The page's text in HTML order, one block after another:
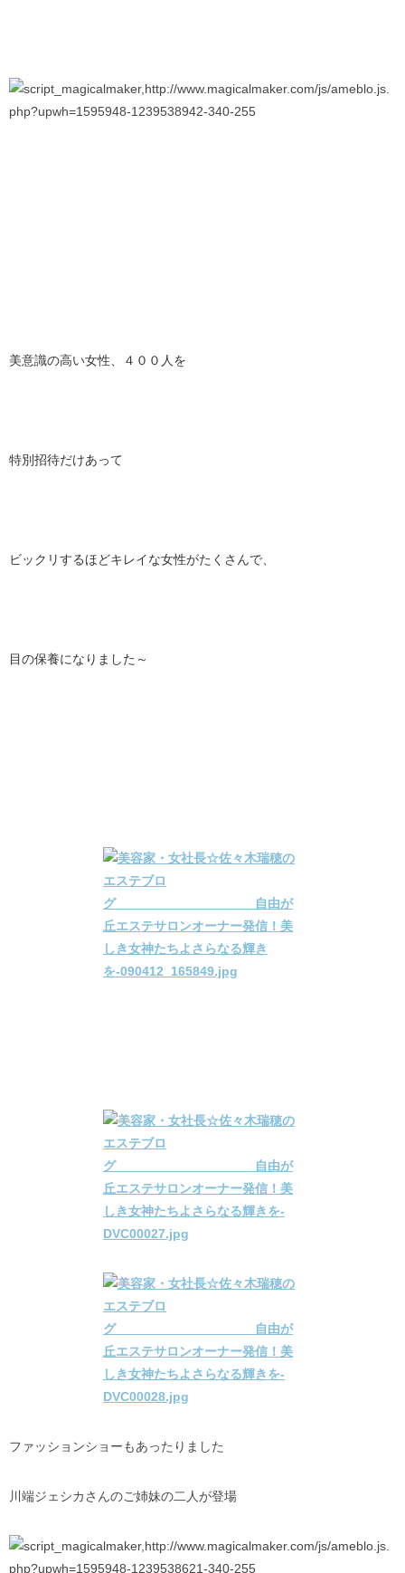
美意識の高い女性、４００人を
特別招待だけあって
ビックリするほどキレイな女性がたくさんで、
目の保養になりました～
ファッションショーもあったりました
川端ジェシカさんのご姉妹の二人が登場